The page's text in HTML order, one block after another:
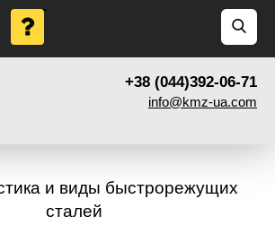
+38 (044)392-06-71
info@kmz-ua.com
и виды быстрорежущих
сталей